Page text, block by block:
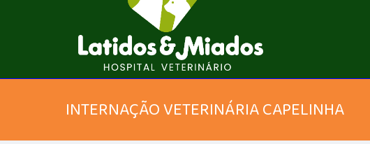
INTERNAÇÃO VETERINÁRIA CAPELINHA